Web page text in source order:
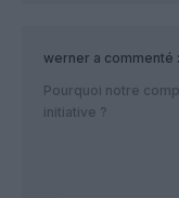
werner a commenté :
Pourquoi notre
initiative ?